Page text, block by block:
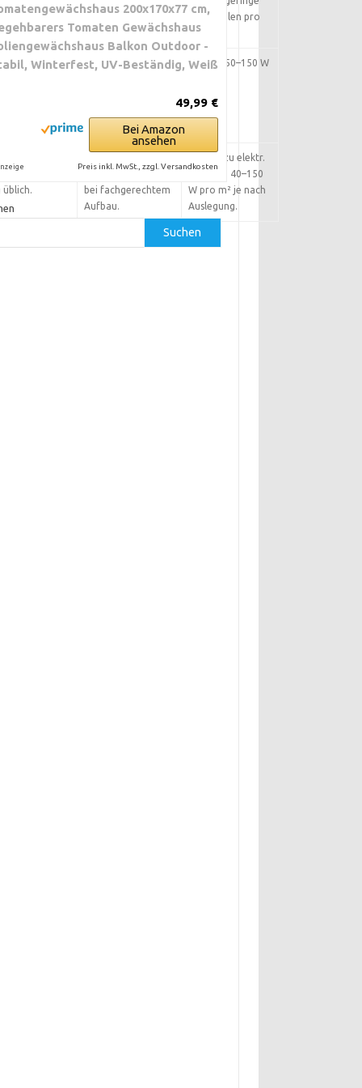
beachten.
Wattzahlen pro
Strang.
mit
und
Hohe Sicherheit bei
Typisch 50–150 W
üblich.
Langzeitsicherheit
bei fachgerechtem
Aufbau.
Ähnlich zu elektr.
Heizung: 40–150
W pro m² je nach
Auslegung.
200x170x77 cm,
Tomaten Gewächshaus
Balkon Outdoor -
Winterfest, UV-Beständig, Weiß
49,99 €
Bei Amazon
ansehen
Preis inkl. MwSt., zzgl. Versandkosten
Suchen